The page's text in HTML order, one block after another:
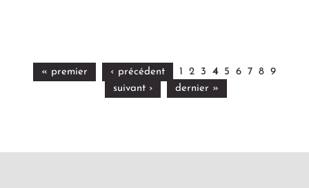
« premier ‹ précédent 1 2 3 4 5 6 7 8 9
suivant ›
dernier »